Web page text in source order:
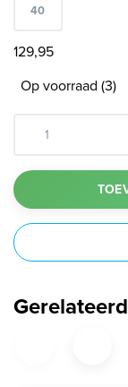
40
129,95
Op voorraad (3)